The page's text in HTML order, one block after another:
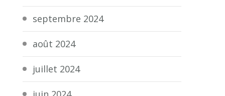
septembre 2024
août 2024
juillet 2024